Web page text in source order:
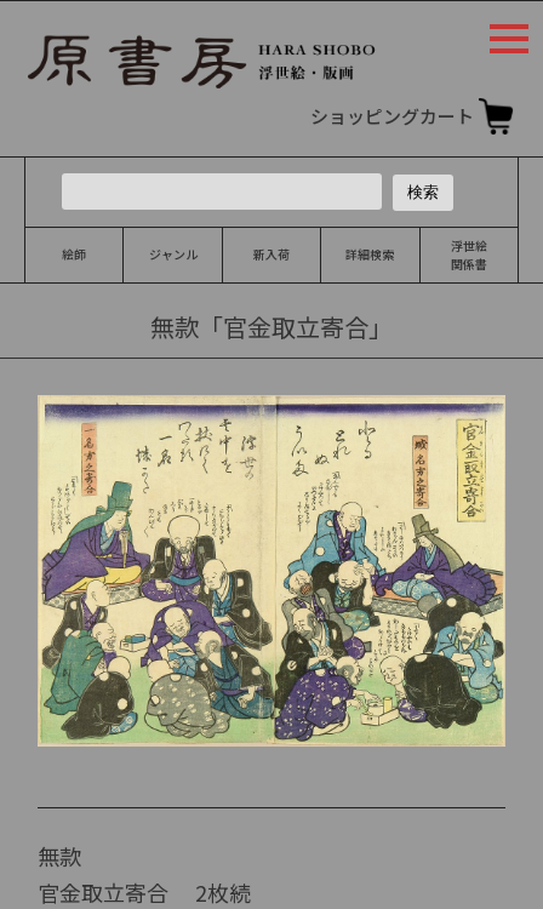
ショッピングカート
絵師 ジャンル 新入荷 詳細検索
浮世絵
関係書
無款「官金取立寄合」
無款
官金取立寄合 2枚続